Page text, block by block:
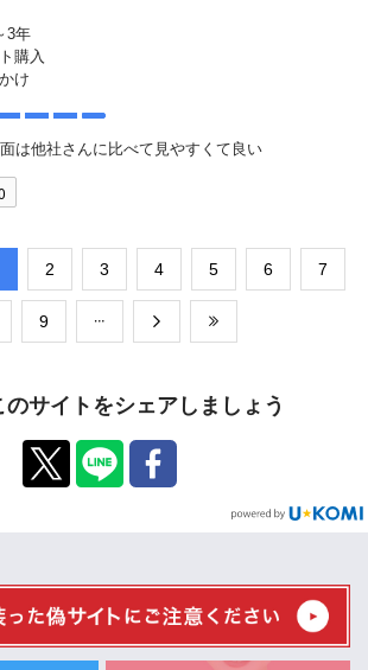
3年
購入
け
は他社さんに比べて見やすくて良い
​2 ​3 ​4 ​5 ​6 ​7
​9
のサイトをシェアしましょう